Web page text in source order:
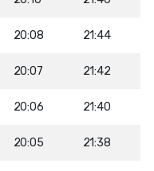
20:08 21:44
20:07 21:42
20:06 21:40
20:05 21:38